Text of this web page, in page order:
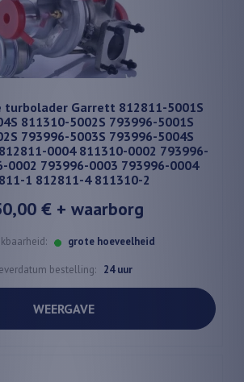
turbolader Garrett 812811-5001S
811310-5002S 793996-5001S
793996-5003S 793996-5004S
0004 811310-0002 793996-
0002 793996-0003 793996-0004
1 812811-4 811310-2
€+ waarborg
grote hoeveelheid
bestelling: 24 uur
WEERGAVE